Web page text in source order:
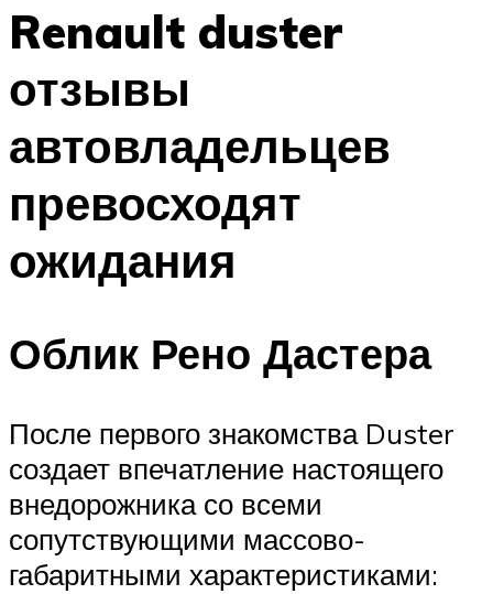
Renault duster
отзывы
автовладельцев
превосходят
ожидания
Облик Рено Дастера
После первого знакомства Duster
создает впечатление настоящего
внедорожника со всеми
сопутствующими массово-
габаритными характеристиками: